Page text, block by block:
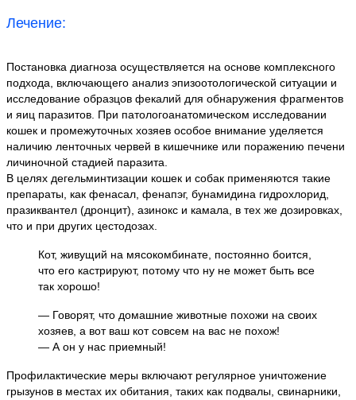
Лечение:
Постановка диагноза осуществляется на основе комплексного
подхода, включающего анализ эпизоотологической ситуации и
исследование образцов фекалий для обнаружения фрагментов
и яиц паразитов. При патологоанатомическом исследовании
кошек и промежуточных хозяев особое внимание уделяется
наличию ленточных червей в кишечнике или поражению печени
личиночной стадией паразита.
В целях дегельминтизации кошек и собак применяются такие
препараты, как фенасал, фенапэг, бунамидина гидрохлорид,
празиквантел (дронцит), азинокс и камала, в тех же дозировках,
что и при других цестодозах.
Кот, живущий на мясокомбинате, постоянно боится,
что его кастрируют, потому что ну не может быть все
так хорошо!
— Говорят, что домашние животные похожи на своих
хозяев, а вот ваш кот совсем на вас не похож!
— А он у нас приемный!
Профилактические меры включают регулярное уничтожение
грызунов в местах их обитания, таких как подвалы, свинарники,